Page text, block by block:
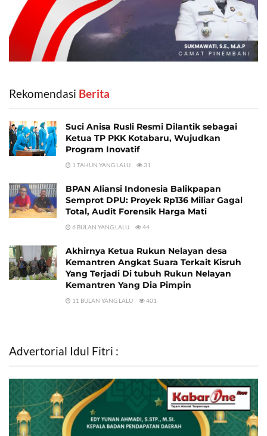
Rekomendasi ‎ Berita
Suci Anisa Rusli Resmi Dilantik sebagai
Ketua TP PKK Kotabaru, Wujudkan
Program Inovatif
1 TAHUN YANG LALU 31
BPAN Aliansi Indonesia Balikpapan
Semprot DPU: Proyek Rp136 Miliar Gagal
Total, Audit Forensik Harga Mati
6 BULAN YANG LALU 44
Akhirnya Ketua Rukun Nelayan desa
Kemantren Angkat Suara Terkait Kisruh
Yang Terjadi Di tubuh Rukun Nelayan
Kemantren Yang Dia Pimpin
11 BULAN YANG LALU 401
Advertorial Idul Fitri :